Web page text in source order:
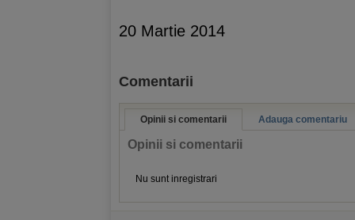
20 Martie 2014
Comentarii
Opinii si comentarii Adauga comentariu
Opinii si comentarii
Nu sunt inregistrari